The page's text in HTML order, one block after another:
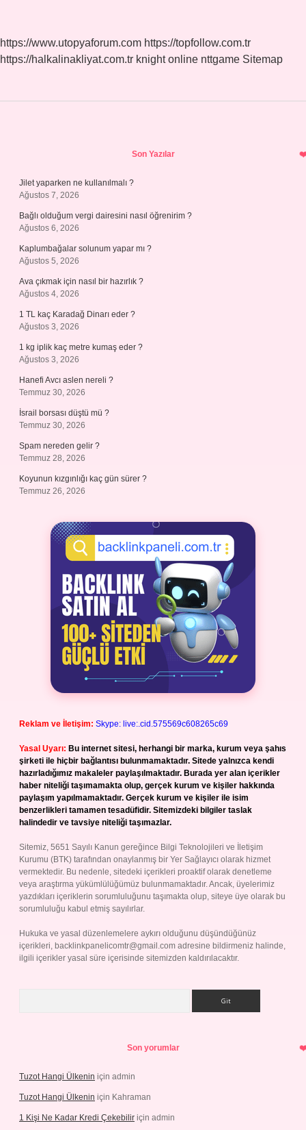
https://www.utopyaforum.com https://topfollow.com.tr
https://halkalinakliyat.com.tr knight online nttgame Sitemap
Son Yazılar
Jilet yaparken ne kullanılmalı ?
Ağustos 7, 2026
Bağlı olduğum vergi dairesini nasıl öğrenirim ?
Ağustos 6, 2026
Kaplumbağalar solunum yapar mı ?
Ağustos 5, 2026
Ava çıkmak için nasıl bir hazırlık ?
Ağustos 4, 2026
1 TL kaç Karadağ Dinarı eder ?
Ağustos 3, 2026
1 kg iplik kaç metre kumaş eder ?
Ağustos 3, 2026
Hanefi Avcı aslen nereli ?
Temmuz 30, 2026
İsrail borsası düştü mü ?
Temmuz 30, 2026
Spam nereden gelir ?
Temmuz 28, 2026
Koyunun kızgınlığı kaç gün sürer ?
Temmuz 26, 2026
Reklam ve İletişim: Skype: live:.cid.575569c608265c69
Yasal Uyarı: Bu internet sitesi, herhangi bir marka, kurum veya şahıs
şirketi ile hiçbir bağlantısı bulunmamaktadır. Sitede yalnızca kendi
hazırladığımız makaleler paylaşılmaktadır. Burada yer alan içerikler
haber niteliği taşımamakta olup, gerçek kurum ve kişiler hakkında
paylaşım yapılmamaktadır. Gerçek kurum ve kişiler ile isim
benzerlikleri tamamen tesadüfidir. Sitemizdeki bilgiler taslak
halindedir ve tavsiye niteliği taşımazlar.
Sitemiz, 5651 Sayılı Kanun gereğince Bilgi Teknolojileri ve İletişim
Kurumu (BTK) tarafından onaylanmış bir Yer Sağlayıcı olarak hizmet
vermektedir. Bu nedenle, sitedeki içerikleri proaktif olarak denetleme
veya araştırma yükümlülüğümüz bulunmamaktadır. Ancak, üyelerimiz
yazdıkları içeriklerin sorumluluğunu taşımakta olup, siteye üye olarak bu
sorumluluğu kabul etmiş sayılırlar.
Hukuka ve yasal düzenlemelere aykırı olduğunu düşündüğünüz
içerikleri, backlinkpanelicomtr@gmail.com adresine bildirmeniz halinde,
ilgili içerikler yasal süre içerisinde sitemizden kaldırılacaktır.
Son yorumlar
Tuzot Hangi Ülkenin için admin
Tuzot Hangi Ülkenin için Kahraman
1 Kişi Ne Kadar Kredi Çekebilir için admin